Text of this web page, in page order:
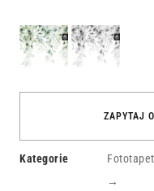
Fototapeta
Girlanda
zieleni
Fototapeta
Girlanda
szarości
ZAPYTAJ
Kategorie
→